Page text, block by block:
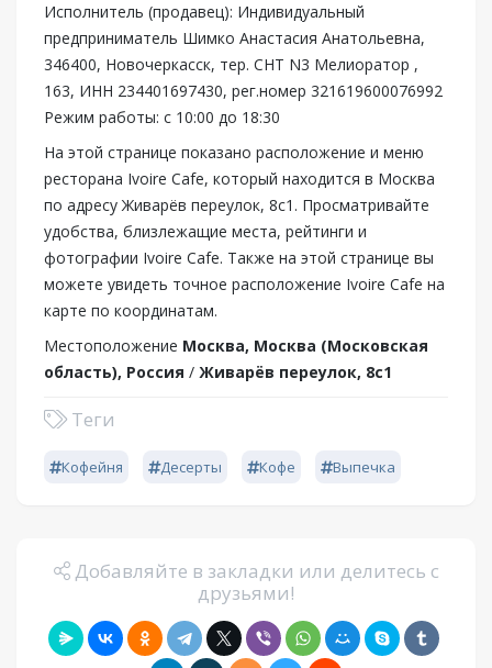
Исполнитель (продавец): Индивидуальный
предприниматель Шимко Анастасия Анатольевна,
346400, Новочеркасск, тер. СНТ N3 Мелиоратор ,
163, ИНН 234401697430, рег.номер 321619600076992
Режим работы: с 10:00 до 18:30
На этой странице показано расположение и меню
ресторана Ivoire Cafe, который находится в Москва
по адресу Живарёв переулок, 8с1. Просматривайте
удобства, близлежащие места, рейтинги и
фотографии Ivoire Cafe. Также на этой странице вы
можете увидеть точное расположение Ivoire Cafe на
карте по координатам.
Местоположение Москва, Москва (Московская
область), Россия / Живарёв переулок, 8с1
Теги
Кофейня Десерты Кофе Выпечка
Добавляйте в закладки или делитесь с
друзьями!